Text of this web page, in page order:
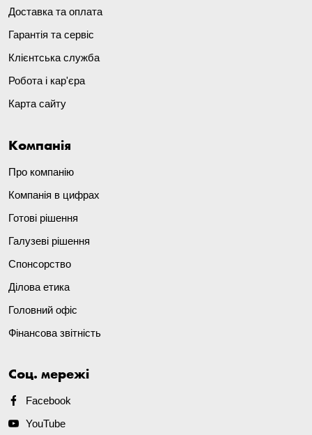
Доставка та оплата
Гарантія та сервіс
Клієнтська служба
Робота і кар'єра
Карта сайту
Компанія
Про компанію
Компанія в цифрах
Готові рішення
Галузеві рішення
Спонсорство
Ділова етика
Головний офіс
Фінансова звітність
Соц. мережі
Facebook
YouTube